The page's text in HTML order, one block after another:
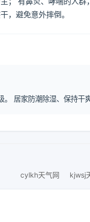
，避免意外摔倒。
居家防潮除湿、保持干
cylkh天气网
kjwsj